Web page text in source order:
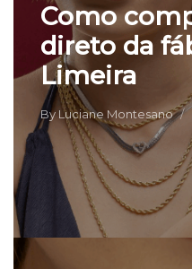
Como
direto da
Limeira
ByLuciane Montesano